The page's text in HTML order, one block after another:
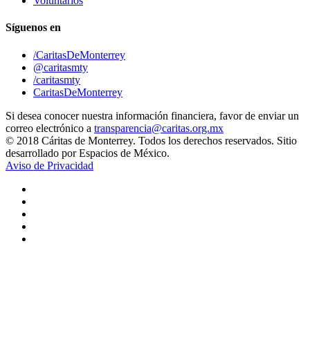
Síguenos en
/CaritasDeMonterrey
@caritasmty
/caritasmty
CaritasDeMonterrey
Si desea conocer nuestra información financiera, favor de enviar un
correo electrónico a transparencia@caritas.org.mx
© 2018 Cáritas de Monterrey. Todos los derechos reservados. Sitio
desarrollado por Espacios de México.
Aviso de Privacidad